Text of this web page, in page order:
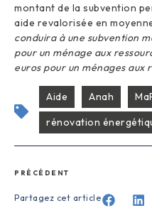
montant de la subvention
aide revalorisée en
conduira à une subvention
pour un ménage aux
euros pour un ménages aux
Aide Anah
rénovation
PRÉCÉDENT
Partagez cet article